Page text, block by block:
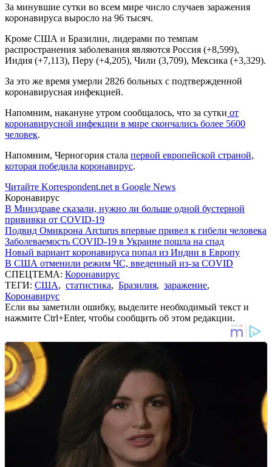
За минувшие сутки во всем мире число случаев заражения
коронавируса выросло на 96 тысяч.
Кроме США и Бразилии, лидерами по темпам
распространения заболевания являются Россия (+8,599),
Индия (+7,113), Перу (+4,205), Чили (3,709), Мексика (+3,329).
За это же время умерли 2826 больных с подтвержденной
коронавирусная инфекцией.
Напомним, накануне утром сообщалось, что за сутки от
коронавирусной инфекции в мире скончались более 5600
человек.
Напомним, Черногория стала первой европейской страной,
которая победила коронавирус.
Читайте Korrespondent.net в Google News
Коронавирус
В Минздраве сказали, нужно ли больше одной бустерной
прививки от COVID-19
Подвид Омикрона Arcturus впервые привел к гибели человека
Заболеваемость COVID-19 в Украине пошла на спад
Новый вариант коронавируса попал из Индии в Европу
В США отменили режим ЧС, введенный из-за COVID
СПЕЦТЕМА: Коронавирус
ТЕГИ: США, статистика, Бразилия, заражение,
Коронавирус
Если вы заметили ошибку, выделите необходимый текст и
нажмите Ctrl+Enter, чтобы сообщить об этом редакции.